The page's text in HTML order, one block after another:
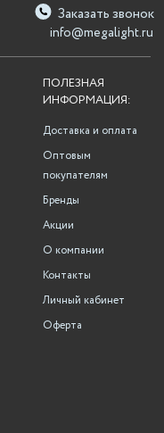
info@megalight.ru
Заказать звонок
ПОЛЕЗНАЯ
ИНФОРМАЦИЯ:
Доставка и оплата
Оптовым
покупателям
Бренды
Акции
О компании
Контакты
Личный кабинет
Оферта